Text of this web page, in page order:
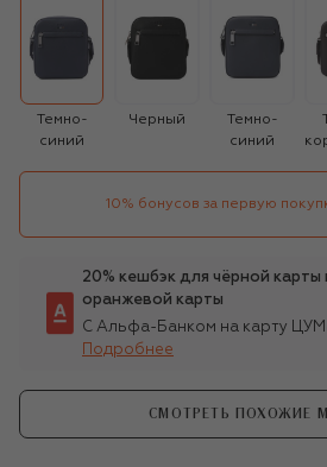
Темно-
синий
Черный
Темно-
синий
10% бонусов за первую
20% кешбэк для чёрной карты
оранжевой карты
С Альфа-Банком на карту
Подробнее
СМОТРЕТЬ ПОХОЖИЕ